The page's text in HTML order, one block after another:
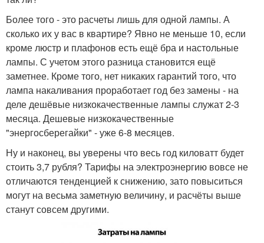
Более того - это расчеты лишь для одной лампы. А
сколько их у вас в квартире? Явно не меньше 10, если
кроме люстр и плафонов есть ещё бра и настольные
лампы. С учетом этого разница становится ещё
заметнее. Кроме того, нет никаких гарантий того, что
лампа накаливания проработает год без замены - на
деле дешёвые низкокачественные лампы служат 2-3
месяца. Дешевые низкокачественные
"энергосберегайки" - уже 6-8 месяцев.
Ну и наконец, вы уверены что весь год киловатт будет
стоить 3,7 рубля? Тарифы на электроэнергию вовсе не
отличаются тенденцией к снижению, зато повыситься
могут на весьма заметную величину, и расчёты выше
станут совсем другими.